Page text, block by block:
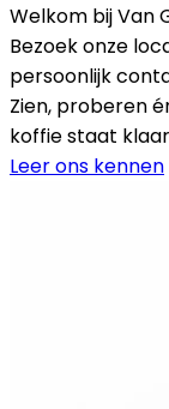
Welkom bij Van
Bezoek onze
persoonlijk
Zien, proberen
koffie staat
Leer ons kennen